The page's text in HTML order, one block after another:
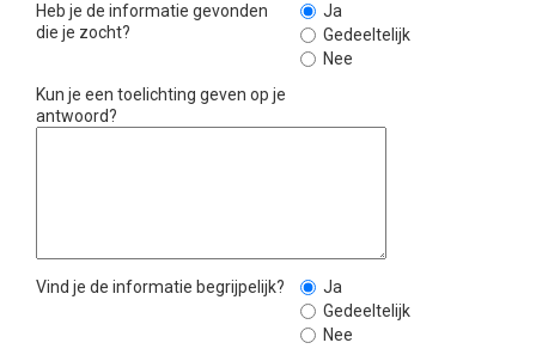
Heb je de informatie gevonden
die je zocht?
Ja
Gedeeltelijk
Nee
Kun je een toelichting geven op je
antwoord?
Vind je de informatie begrijpelijk?
Ja
Gedeeltelijk
Nee